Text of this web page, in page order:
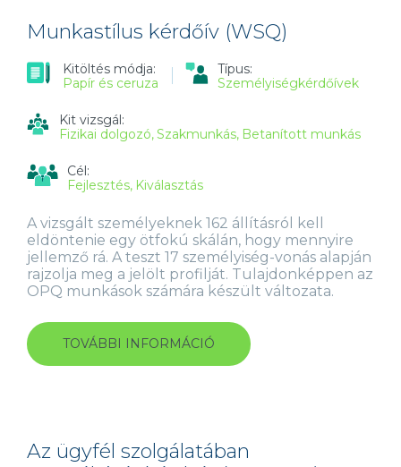
Munkastílus kérdőív (WSQ)
Kitöltés módja:
Papír és ceruza
Típus:
Személyiségkérdőívek
Kit vizsgál:
Fizikai dolgozó Szakmunkás Betanított munkás
Cél:
Fejlesztés Kiválasztás
A vizsgált személyeknek 162 állításról kell
eldöntenie egy ötfokú skálán, hogy mennyire
jellemző rá. A teszt 17 személyiség-vonás alapján
rajzolja meg a jelölt profilját. Tulajdonképpen az
OPQ munkások számára készült változata.
TOVÁBBI INFORMÁCIÓ MUNKASTÍLUS
KÉRDŐÍV
Az ügyfél szolgálatában